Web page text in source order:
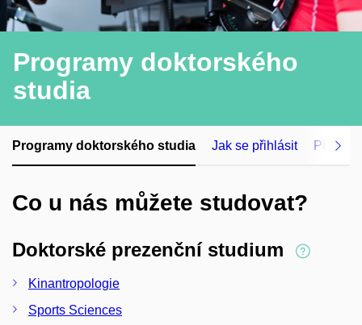
Programy doktorského
studia
Programy doktorského studia Jak se přihlásit
Co u nás můžete studovat?
Doktorské prezenční studium
Kinantropologie
Sports Sciences